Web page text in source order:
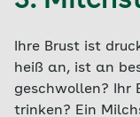
Ihre Brust ist
heiß an, ist an
geschwollen? Ihr
trinken? Ein